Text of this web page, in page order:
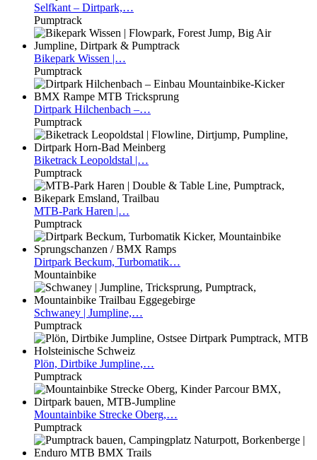
Selfkant – Dirtpark,…
Pumptrack
Bikepark Wissen |…
Pumptrack
Dirtpark Hilchenbach –…
Pumptrack
Biketrack Leopoldstal |…
Pumptrack
MTB-Park Haren |…
Pumptrack
Dirtpark Beckum, Turbomatik…
Mountainbike
Schwaney | Jumpline,…
Pumptrack
Plön, Dirtbike Jumpline,…
Pumptrack
Mountainbike Strecke Oberg,…
Pumptrack